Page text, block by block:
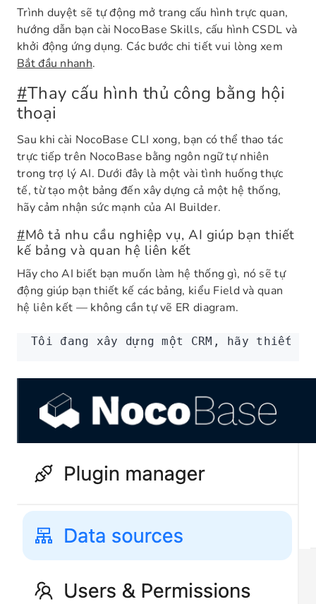
Trình duyệt sẽ tự động mở trang cấu hình trực quan,
hướng dẫn bạn cài NocoBase Skills, cấu hình CSDL và
khởi động ứng dụng. Các bước chi tiết vui lòng xem
Bắt đầu nhanh.
#Thay cấu hình thủ công bằng hội
thoại
Sau khi cài NocoBase CLI xong, bạn có thể thao tác
trực tiếp trên NocoBase bằng ngôn ngữ tự nhiên
trong trợ lý AI. Dưới đây là một vài tình huống thực
tế, từ tạo một bảng đến xây dựng cả một hệ thống,
hãy cảm nhận sức mạnh của AI Builder.
#Mô tả nhu cầu nghiệp vụ, AI giúp bạn thiết
kế bảng và quan hệ liên kết
Hãy cho AI biết bạn muốn làm hệ thống gì, nó sẽ tự
động giúp bạn thiết kế các bảng, kiểu Field và quan
hệ liên kết — không cần tự vẽ ER diagram.
Tôi đang xây dựng một CRM, hãy thiết